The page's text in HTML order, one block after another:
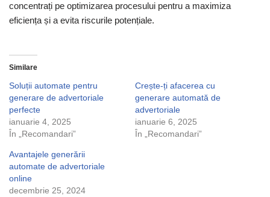
concentrați pe optimizarea procesului pentru a maximiza
eficiența și a evita riscurile potențiale.
Similare
Soluții automate pentru
generare de advertoriale
perfecte
ianuarie 4, 2025
În „Recomandari”
Crește-ți afacerea cu
generare automată de
advertoriale
ianuarie 6, 2025
În „Recomandari”
Avantajele generării
automate de advertoriale
online
decembrie 25, 2024